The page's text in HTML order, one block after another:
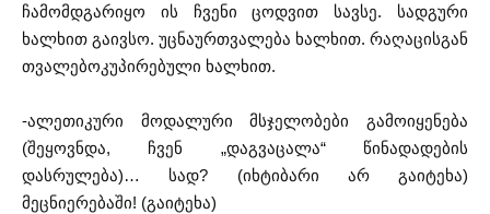
ჩამომდგარიყო ის ჩვენი ცოდვით სავსე. სადგური
ხალხით გაივსო. უცნაურთვალება ხალხით. რაღაცისგან
თვალებოკუპირებული ხალხით.
-ალეთიკური მოდალური მსჯელობები გამოიყენება
(შეყოვნდა, ჩვენ „დაგვაცალა“ წინადადების
დასრულება)… სად? (იხტიბარი არ გაიტეხა)
მეცნიერებაში! (გაიტეხა)